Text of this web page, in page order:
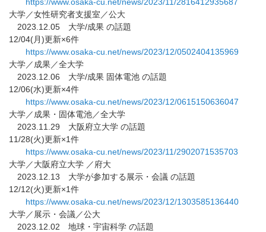
大学／女性研究者支援室／公大
2023.12.05 大学/成果 の話題
12/04(月)更新×6件
https://www.osaka-cu.net/news/2023/12/0502404135969
大学／成果／全大学
2023.12.06 大学/成果 固体電池 の話題
12/06(水)更新×4件
https://www.osaka-cu.net/news/2023/12/0615150636047
大学／成果・固体電池／全大学
2023.11.29 大阪府立大学 の話題
11/28(火)更新×1件
https://www.osaka-cu.net/news/2023/11/2902071535703
大学／大阪府立大学 ／府大
2023.12.13 大学が参加する展示・会議 の話題
12/12(火)更新×1件
https://www.osaka-cu.net/news/2023/12/1303585136440
大学／展示・会議／公大
2023.12.02 地球・宇宙科学 の話題